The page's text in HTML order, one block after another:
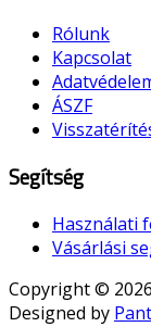
Rólunk
Kapcsolat
ÁSZF
Segítség
Használati
Vásárlási
Copyright ©
Designed by